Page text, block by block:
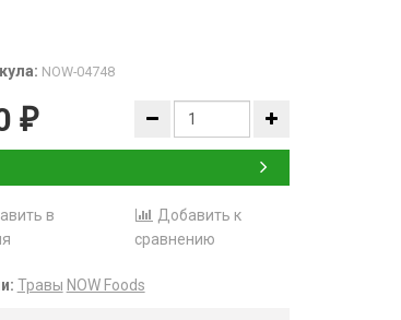
NOW-04748
₽
в
Добавить к
сравнению
Травы NOW Foods